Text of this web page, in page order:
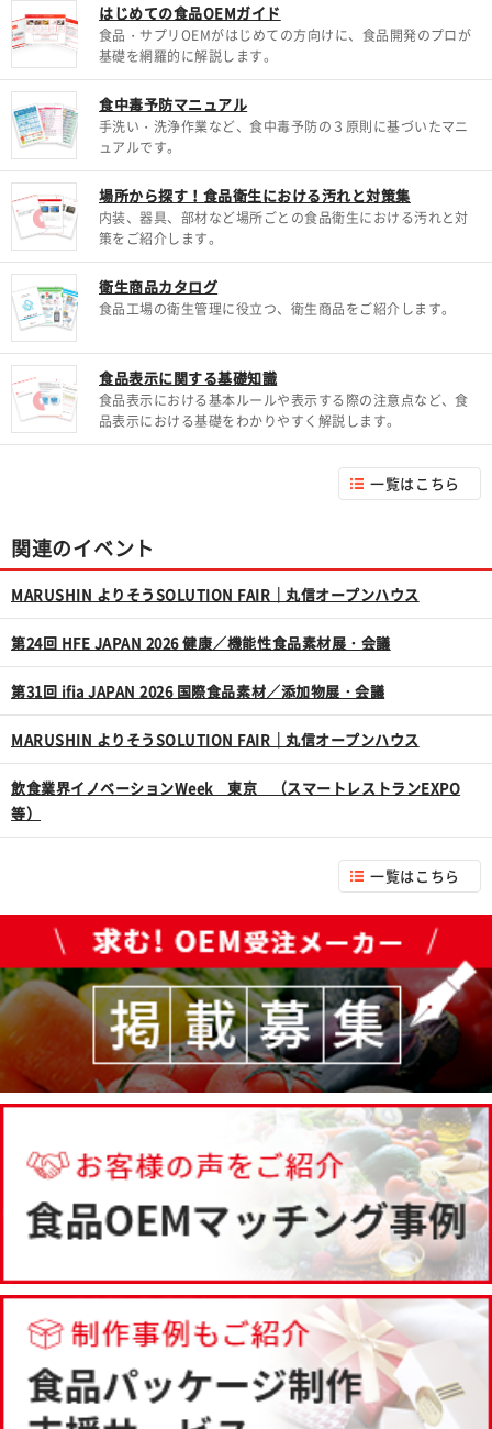
はじめての食品OEMガイド
食品・サプリOEMがはじめての方向けに、食品開発のプロが
基礎を網羅的に解説します。
食中毒予防マニュアル
手洗い・洗浄作業など、食中毒予防の３原則に基づいたマニ
ュアルです。
場所から探す！食品衛生における汚れと対策集
内装、器具、部材など場所ごとの食品衛生における汚れと対
策をご紹介します。
衛生商品カタログ
食品工場の衛生管理に役立つ、衛生商品をご紹介します。
食品表示に関する基礎知識
食品表示における基本ルールや表示する際の注意点など、食
品表示における基礎をわかりやすく解説します。
一覧はこちら
関連のイベント
MARUSHIN よりそうSOLUTION FAIR｜丸信オープンハウス
第24回 HFE JAPAN 2026 健康／機能性食品素材展・会議
第31回 ifia JAPAN 2026 国際食品素材／添加物展・会議
MARUSHIN よりそうSOLUTION FAIR｜丸信オープンハウス
飲食業界イノベーションWeek 東京 （スマートレストランEXPO
等）
一覧はこちら